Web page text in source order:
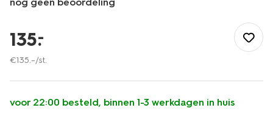
onderweg/reizen/koffers/koffer-
abs-
51x28x76cm-
bordeaurood-
135.
–
€135.–/st.
voor 22:00 besteld, binnen 1-3 werkdagen in huis